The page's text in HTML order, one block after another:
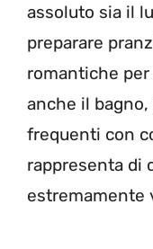
assoluto sia il
preparare
romantiche per
anche il
frequenti con
rappresenta di
estremamente